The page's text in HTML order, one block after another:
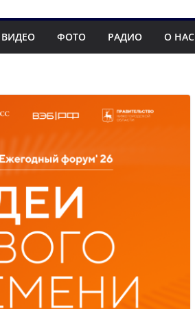
ВИДЕО ФОТО РАДИО О НАС